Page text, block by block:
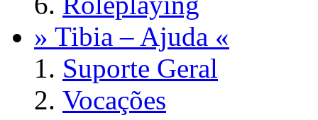
» Tibia – Ajuda «
Suporte Geral
Vocações